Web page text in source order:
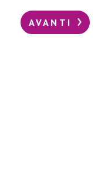
AVANTI